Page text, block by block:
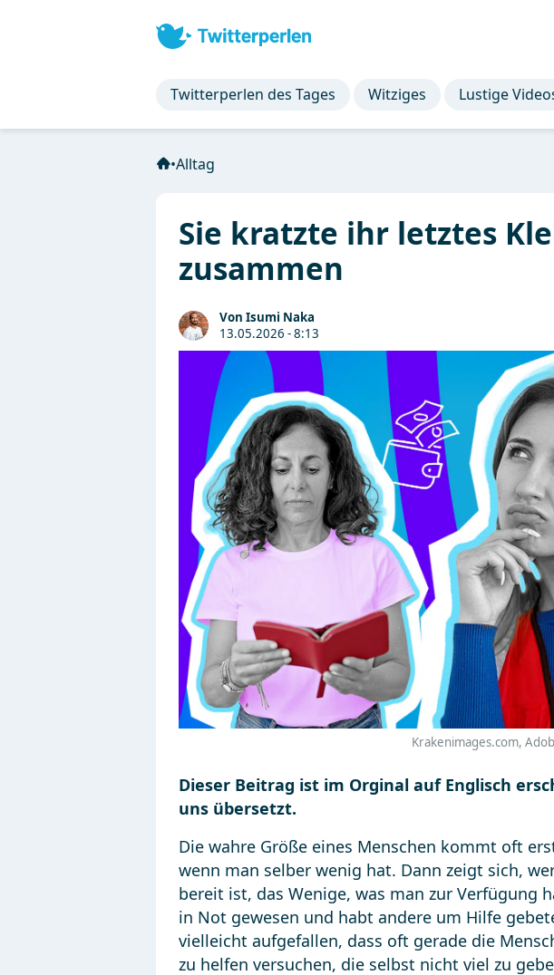
Twitterperlen des Tages Witziges Lustige
•Alltag
Sie kratzte ihr letztes
zusammen
Von Isumi Naka
13.05.2026 - 8:13
Krakenimages.com,
Dieser Beitrag ist im Orginal auf Englisch
uns übersetzt.
Die wahre Größe eines Menschen kommt oft
wenn man selber wenig hat. Dann zeigt sich,
bereit ist, das Wenige, was man zur Verfügung
in Not gewesen und habt andere um Hilfe
vielleicht aufgefallen, dass oft gerade die
zu helfen versuchen, die selbst nicht viel zu